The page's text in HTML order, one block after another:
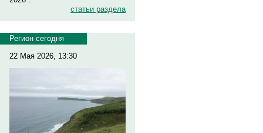
статьи раздела
Регион сегодня
22 Мая 2026, 13:30